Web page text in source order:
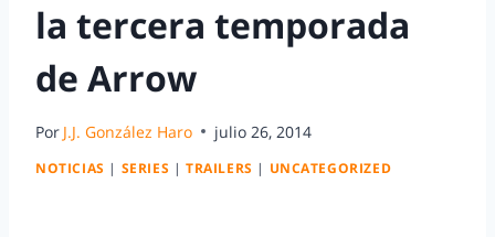
la tercera temporada
de Arrow
Por J.J. González Haro julio 26, 2014
NOTICIAS | SERIES | TRAILERS | UNCATEGORIZED